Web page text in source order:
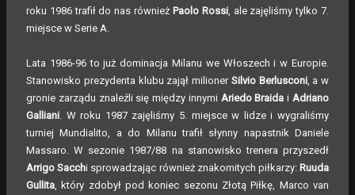
roku 1986 trafił do nas również Paolo Rossi, ale zajęliśmy tylko 7.
miejsce w Serie A.
Lata 1986-96 to już dominacja Milanu we Włoszech i w Europie.
Stanowisko prezydenta klubu zajął milioner Silvio Berlusconi, a w
gronie zarządu znaleźli się między innymi Ariedo Braida i Adriano
Galliani . W roku 1987 zajęliśmy 5. miejsce w lidze i wygraliśmy
turniej Mundialito, a do Milanu trafił słynny napastnik Daniele
Massaro. W sezonie 1987/88 na stanowisko trenera przyszedł
Arrigo Sacchi sprowadzając również znakomitych piłkarzy: Ruuda
Gullita , który zdobył pod koniec sezonu Złotą Piłkę, Marco van